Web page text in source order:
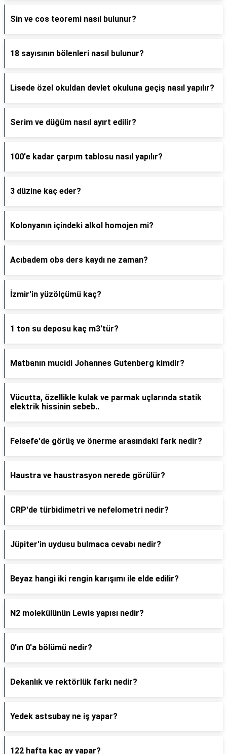
Sin ve cos teoremi nasıl bulunur?
18 sayısının bölenleri nasıl bulunur?
Lisede özel okuldan devlet okuluna geçiş nasıl yapılır?
Serim ve düğüm nasıl ayırt edilir?
100'e kadar çarpım tablosu nasıl yapılır?
3 düzine kaç eder?
Kolonyanın içindeki alkol homojen mi?
Acıbadem obs ders kaydı ne zaman?
İzmir'in yüzölçümü kaç?
1 ton su deposu kaç m3'tür?
Matbanın mucidi Johannes Gutenberg kimdir?
Vücutta, özellikle kulak ve parmak uçlarında statik
elektrik hissinin sebeb..
Felsefe'de görüş ve önerme arasındaki fark nedir?
Haustra ve haustrasyon nerede görülür?
CRP'de türbidimetri ve nefelometri nedir?
Jüpiter'in uydusu bulmaca cevabı nedir?
Beyaz hangi iki rengin karışımı ile elde edilir?
N2 molekülünün Lewis yapısı nedir?
0'ın 0'a bölümü nedir?
Dekanlık ve rektörlük farkı nedir?
Yedek astsubay ne iş yapar?
122 hafta kaç ay yapar?